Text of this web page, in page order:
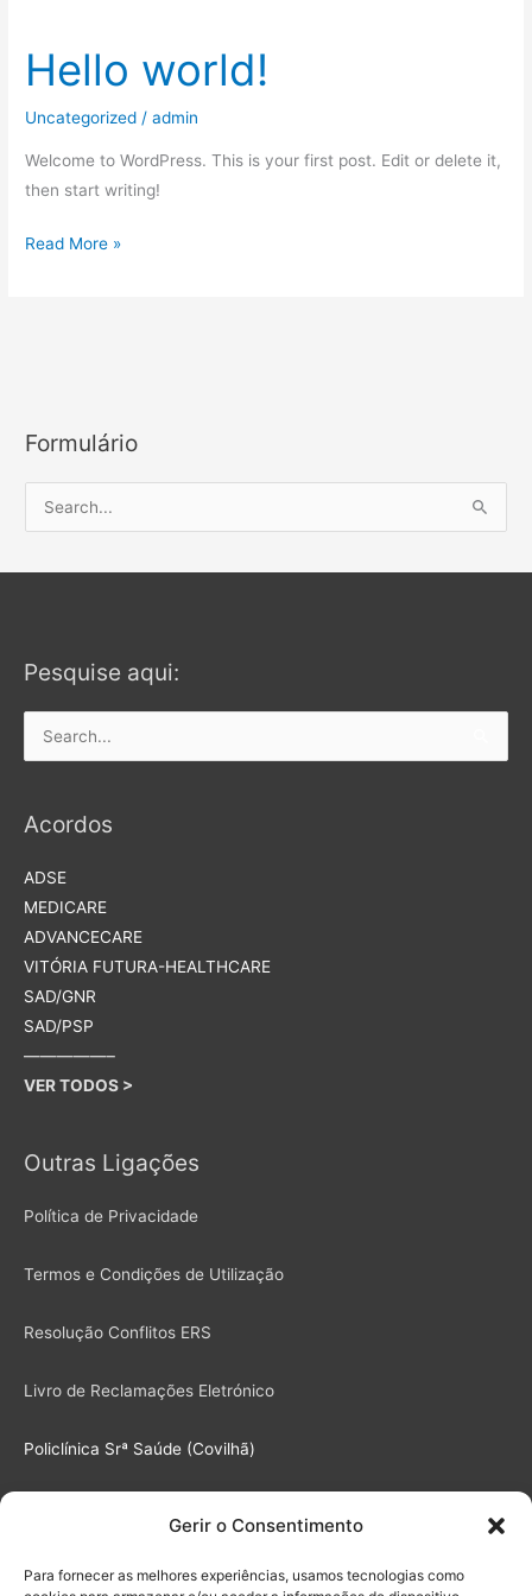
Gerir o Consentimento
Para fornecer as melhores experiências, usamos tecnologias como
Hello world!
Uncategorized /admin
Welcome to WordPress. This is your first post. Edit or delete it,
then start writing!
Hello
world!
Read More »
Formulário
a
h
Pesquise aqui:
Search
Acordos
ADSE
MEDICARE
ADVANCECARE
VITÓRIA FUTURA-HEALTHCARE
SAD/GNR
SAD/PSP
—————–
VER TODOS >
Outras Ligações
Política de Privacidade
Termos e Condições de Utilização
Resolução Conflitos ERS
Livro de Reclamações Eletrónico
Policlínica Srª Saúde (Covilhã)
Agosto 2026
S T Q Q S S